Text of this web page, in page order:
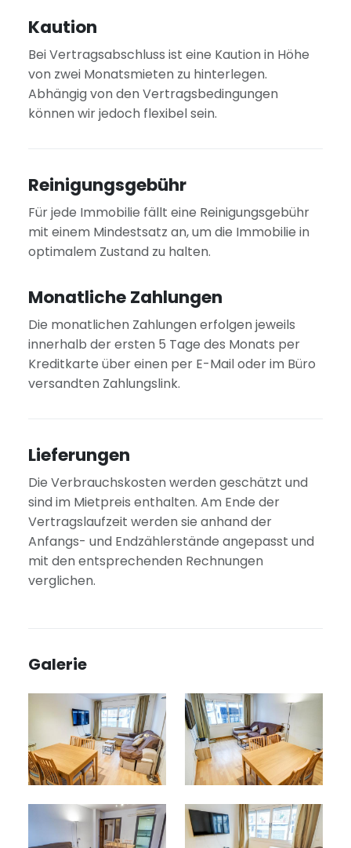
Kaution
Bei Vertragsabschluss ist eine Kaution in Höhe
von zwei Monatsmieten zu hinterlegen.
Abhängig von den Vertragsbedingungen
können wir jedoch flexibel sein.
Reinigungsgebühr
Für jede Immobilie fällt eine Reinigungsgebühr
mit einem Mindestsatz an, um die Immobilie in
optimalem Zustand zu halten.
Monatliche Zahlungen
Die monatlichen Zahlungen erfolgen jeweils
innerhalb der ersten 5 Tage des Monats per
Kreditkarte über einen per E-Mail oder im Büro
versandten Zahlungslink.
Lieferungen
Die Verbrauchskosten werden geschätzt und
sind im Mietpreis enthalten. Am Ende der
Vertragslaufzeit werden sie anhand der
Anfangs- und Endzählerstände angepasst und
mit den entsprechenden Rechnungen
verglichen.
Galerie